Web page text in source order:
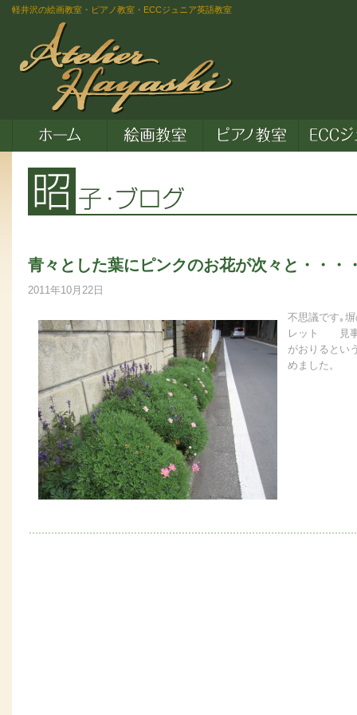
軽井沢の絵画教室・ピアノ教室・ECCジュニア英語教室
青々とした葉にピンクのお花が次々と・・・
2011年10月22日
不思議です｡
レット
見
がおりるとい
めました。